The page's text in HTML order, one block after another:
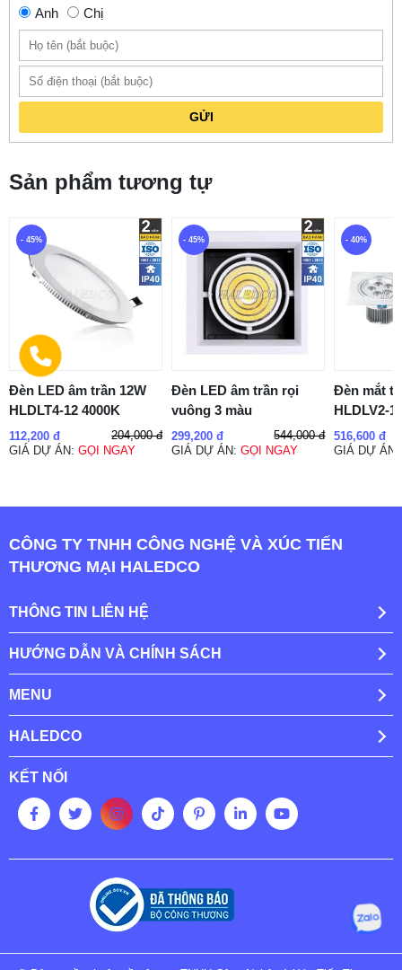
Anh Chị
GỬI
Sản phẩm tương tự
- 45%
Đèn LED âm trần 12W
HLDLT4-12 4000K
112,200 đ
204,000 đ
GIÁ DỰ ÁN: GỌI NGAY
- 45%
Đèn LED âm trần rọi
vuông 3 màu
299,200 đ
544,000 đ
GIÁ DỰ ÁN:GỌI NGAY
- 40%
Đèn mắt
HLDLV2-
516,600 đ
GIÁ DỰ
CÔNG TY TNHH CÔNG NGHỆ VÀ XÚC TIẾN
THƯƠNG MẠI HALEDCO
THÔNG TIN LIÊN HỆ
HƯỚNG DẪN VÀ CHÍNH SÁCH
MENU
HALEDCO
KẾT NỐI